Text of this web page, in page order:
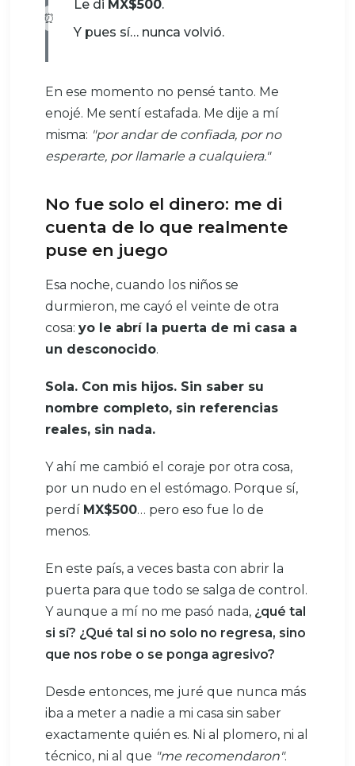
Le di MX$500.
Y pues sí… nunca volvió.
En ese momento no pensé tanto. Me
enojé. Me sentí estafada. Me dije a mí
misma: "por andar de confiada, por no
esperarte, por llamarle a cualquiera."
No fue solo el dinero: me di
cuenta de lo que realmente
puse en juego
Esa noche, cuando los niños se
durmieron, me cayó el veinte de otra
cosa: yo le abrí la puerta de mi casa a
un desconocido.
Sola. Con mis hijos. Sin saber su
nombre completo, sin referencias
reales, sin nada.
Y ahí me cambió el coraje por otra cosa,
por un nudo en el estómago. Porque sí,
perdí MX$500… pero eso fue lo de
menos.
En este país, a veces basta con abrir la
puerta para que todo se salga de control.
Y aunque a mí no me pasó nada, ¿qué tal
si sí? ¿Qué tal si no solo no regresa, sino
que nos robe o se ponga agresivo?
Desde entonces, me juré que nunca más
iba a meter a nadie a mi casa sin saber
exactamente quién es. Ni al plomero, ni al
técnico, ni al que "me recomendaron".